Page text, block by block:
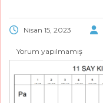
Nisan 15, 2023
Yorum yapılmamış